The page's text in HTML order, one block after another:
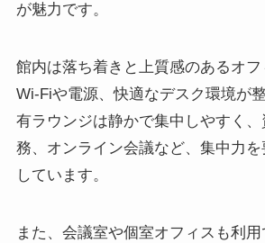
が魅力です。
館内は落ち着きと上質感のあるオ
Wi-Fiや電源、快適なデスク環境が
有ラウンジは静かで集中しやすく
務、オンライン会議など、集中力
しています。
また、会議室や個室オフィスも利